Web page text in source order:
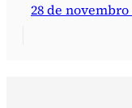
28 de novembro